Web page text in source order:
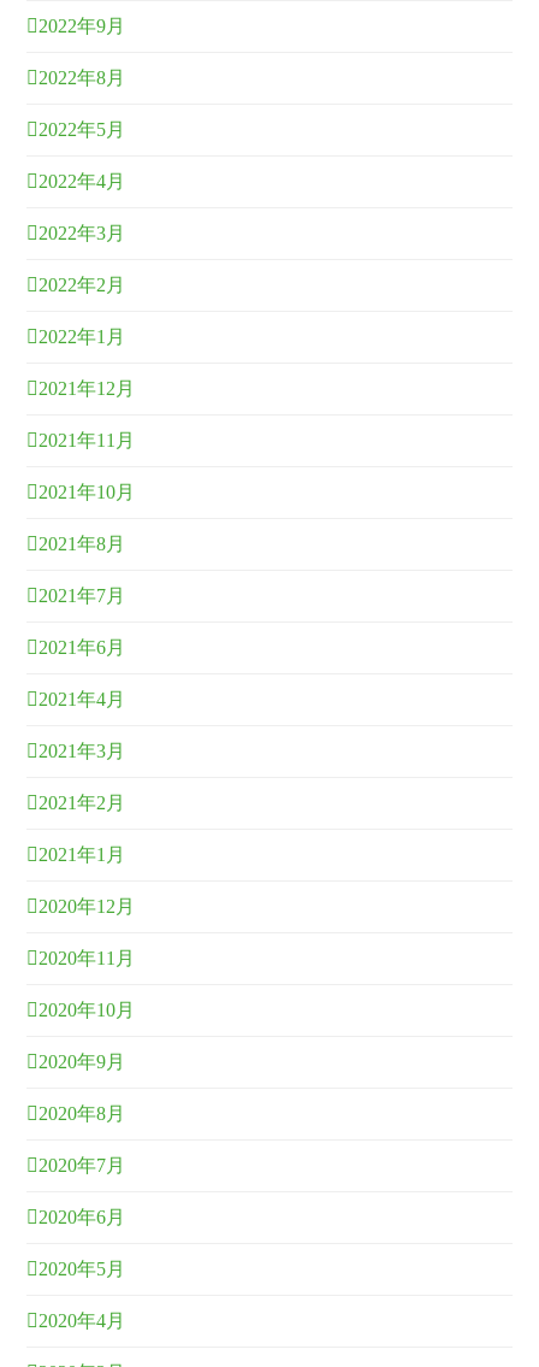
2022年9月
2022年8月
2022年5月
2022年4月
2022年3月
2022年2月
2022年1月
2021年12月
2021年11月
2021年10月
2021年8月
2021年7月
2021年6月
2021年4月
2021年3月
2021年2月
2021年1月
2020年12月
2020年11月
2020年10月
2020年9月
2020年8月
2020年7月
2020年6月
2020年5月
2020年4月